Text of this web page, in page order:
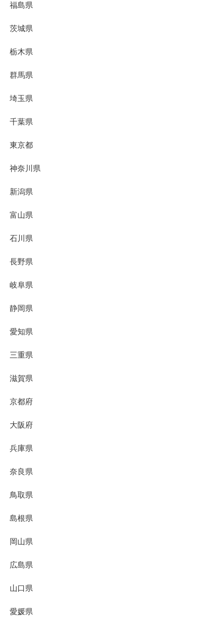
福島県
茨城県
栃木県
群馬県
埼玉県
千葉県
東京都
神奈川県
新潟県
富山県
石川県
長野県
岐阜県
静岡県
愛知県
三重県
滋賀県
京都府
大阪府
兵庫県
奈良県
鳥取県
島根県
岡山県
広島県
山口県
愛媛県